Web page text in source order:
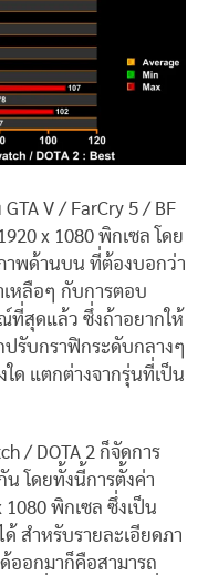
V / FarCry 5 / BF
x 1080 พิกเซล โดย
าพด้านบน ที่ต้องบอกว่า
เหลือๆ กับการตอบ
ที่สุดแล้ว ซึ่งถ้าอยากให้
ปรับกราฟิกระดับกลางๆ
ด แตกต่างจากรุ่นที่เป็น
/ DOTA 2 ก็จัดการ
โดยทั้งนี้การตั้งค่า
พิกเซล ซึ่งเป็น
สำหรับรายละเอียดภา
ออกมาก็คือสามารถ